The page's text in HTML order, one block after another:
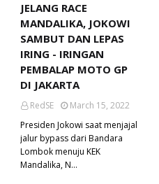
JELANG RACE
MANDALIKA, JOKOWI
SAMBUT DAN LEPAS
IRING - IRINGAN
PEMBALAP MOTO GP
DI JAKARTA
RedSE
March 15, 2022
Presiden Jokowi saat menjajal
jalur bypass dari Bandara
Lombok menuju KEK
Mandalika, N…